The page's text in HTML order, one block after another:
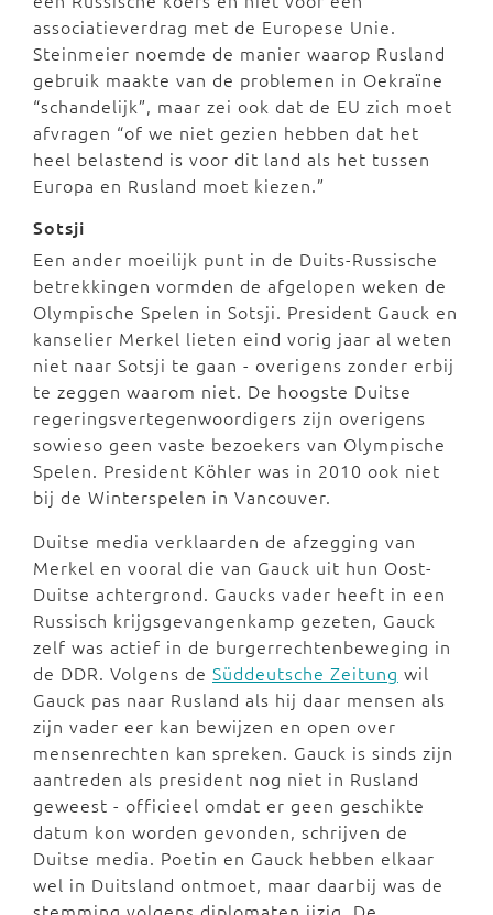
associatieverdrag met de Europese Unie.
Steinmeier noemde de manier waarop Rusland
gebruik maakte van de problemen in Oekraïne
“schandelijk”, maar zei ook dat de EU zich moet
afvragen “of we niet gezien hebben dat het
heel belastend is voor dit land als het tussen
Europa en Rusland moet kiezen.”
Sotsji
Een ander moeilijk punt in de Duits-Russische
betrekkingen vormden de afgelopen weken de
Olympische Spelen in Sotsji. President Gauck en
kanselier Merkel lieten eind vorig jaar al weten
niet naar Sotsji te gaan - overigens zonder erbij
te zeggen waarom niet. De hoogste Duitse
regeringsvertegenwoordigers zijn overigens
sowieso geen vaste bezoekers van Olympische
Spelen. President Köhler was in 2010 ook niet
bij de Winterspelen in Vancouver.
Duitse media verklaarden de afzegging van
Merkel en vooral die van Gauck uit hun Oost-
Duitse achtergrond. Gaucks vader heeft in een
Russisch krijgsgevangenkamp gezeten, Gauck
zelf was actief in de burgerrechtenbeweging in
de DDR. Volgens de Süddeutsche Zeitung wil
Gauck pas naar Rusland als hij daar mensen als
zijn vader eer kan bewijzen en open over
mensenrechten kan spreken. Gauck is sinds zijn
aantreden als president nog niet in Rusland
geweest - officieel omdat er geen geschikte
datum kon worden gevonden, schrijven de
Duitse media. Poetin en Gauck hebben elkaar
wel in Duitsland ontmoet, maar daarbij was de